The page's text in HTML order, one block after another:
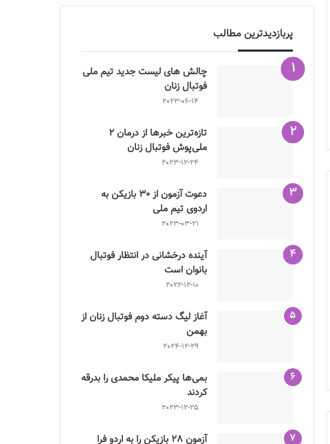
پربازدیدترین مطالب
چالش هاى ليست جدید تيم ملى
فوتبال زنان
2023-06-14
تازه‌ترین خبرها از درمان ۲
ملی‌پوش فوتبال زنان
2023-12-24
دعوت آزمون از 30 بازیکن به
اردوی تیم ملی
2023-03-21
آینده درخشانی در انتظار فوتبال
بانوان است
2022-12-10
آغاز لیگ دسته دوم فوتبال زنان از
بهمن
2024-12-29
بمی‌ها پیکر ملیکا محمدی را بدرقه
کردند
2023-12-25
آزمون 28 بازیکن را به اردو فرا